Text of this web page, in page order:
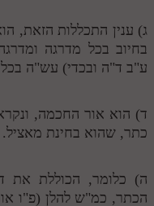
אודות האתר
אודות האתר
אתר הבית
דף היומי בזוהר הקדוש
ג) ענין התכללות הזאת,
בחיוב בכל מדרגה
ע"ב ד"ה ובכדי) עש"ה
ד) הוא אור החכמה,
כתר, שהוא בחינת
ה) כלומר, הכוללת את
הכתר, כמ"ש להלן (פ"ו